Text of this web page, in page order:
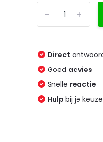
+
-
Direct
Goed advies
Snelle reactie
Hulpbij je keuze